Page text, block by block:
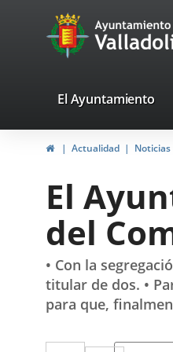
Portal
Web
Ayuntamiento
de
valladolid.es
El Ayuntamiento
InicioActualidad Noticias
El
del
• Con la
titular de dos. •
para que,